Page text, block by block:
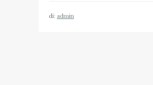
di: admin